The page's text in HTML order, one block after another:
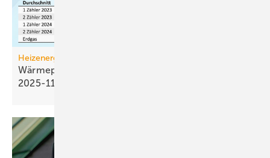
Heizenergiekosten
Wärmepumpen­strom-/Gas­preis-Baro­meter
2025-11